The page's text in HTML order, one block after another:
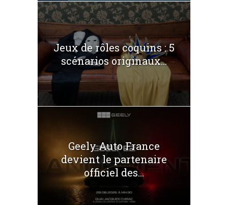
Jeux de rôles coquins : 5
scénarios originaux...
Geely Auto France
devient le partenaire
officiel des...